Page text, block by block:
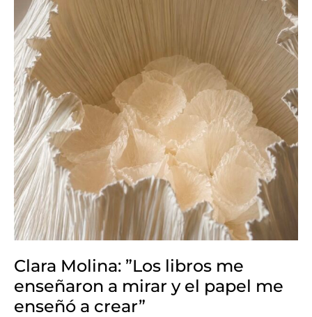
Clara Molina: ”Los libros me
enseñaron a mirar y el papel me
enseñó a crear”
mirar
y
el
papel
me
enseñó
a
crear”